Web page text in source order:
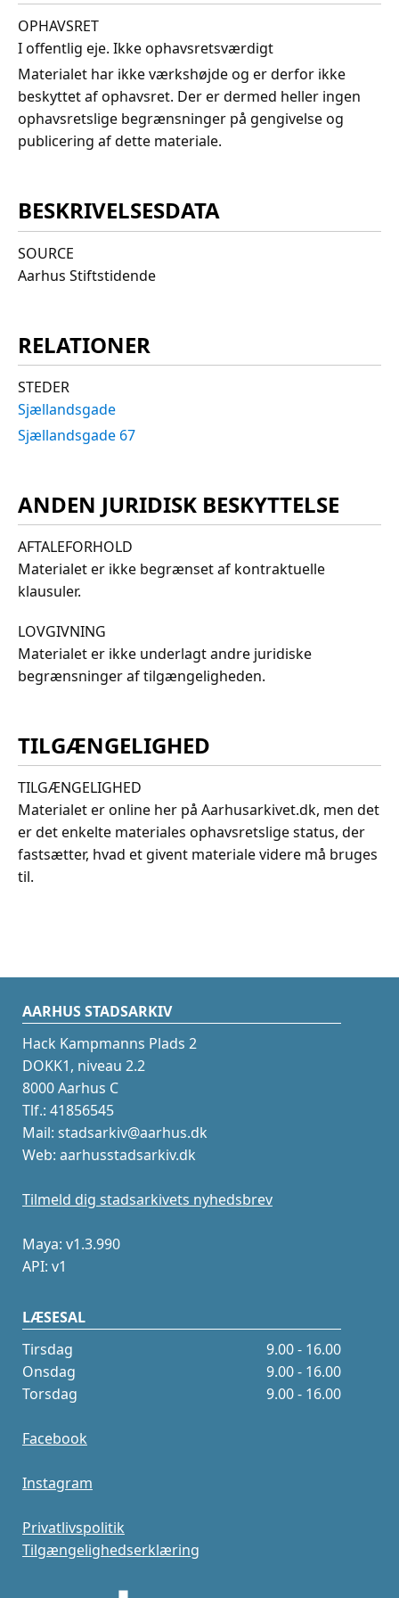
OPHAVSRET
I offentlig eje. Ikke ophavsretsværdigt
Materialet har ikke værkshøjde og er derfor ikke
beskyttet af ophavsret. Der er dermed heller ingen
ophavsretslige begrænsninger på gengivelse og
publicering af dette materiale.
BESKRIVELSESDATA
SOURCE
Aarhus Stiftstidende
RELATIONER
STEDER
Sjællandsgade
Sjællandsgade 67
ANDEN JURIDISK BESKYTTELSE
AFTALEFORHOLD
Materialet er ikke begrænset af kontraktuelle
klausuler.
LOVGIVNING
Materialet er ikke underlagt andre juridiske
begrænsninger af tilgængeligheden.
TILGÆNGELIGHED
TILGÆNGELIGHED
Materialet er online her på Aarhusarkivet.dk, men det
er det enkelte materiales ophavsretslige status, der
fastsætter, hvad et givent materiale videre må bruges
til.
AARHUS STADSARKIV
Hack Kampmanns Plads 2
DOKK1, niveau 2.2
8000 Aarhus C
Tlf.: 41856545
Mail: stadsarkiv@aarhus.dk
Web: aarhusstadsarkiv.dk
Tilmeld dig stadsarkivets nyhedsbrev
Maya: v1.3.990
API: v1
LÆSESAL
Tirsdag
9.00 - 16.00
Onsdag
9.00 - 16.00
Torsdag
9.00 - 16.00
Facebook
Instagram
Privatlivspolitik
Tilgængelighedserklæring